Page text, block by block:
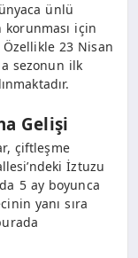
ünlü
korunması için
23 Nisan
sezonun ilk
Gelişi
çiftleşme
İztuzu
5 ay boyunca
yanı sıra